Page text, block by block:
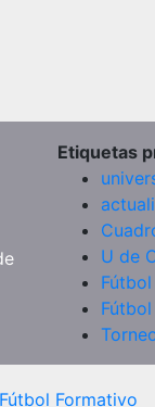
Etiquetas
U de
Fútbol Formativo